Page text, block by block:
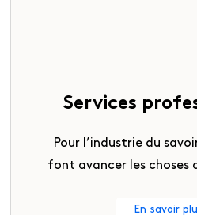
Services
Pour l’industrie du
font avancer les choses
En savoir